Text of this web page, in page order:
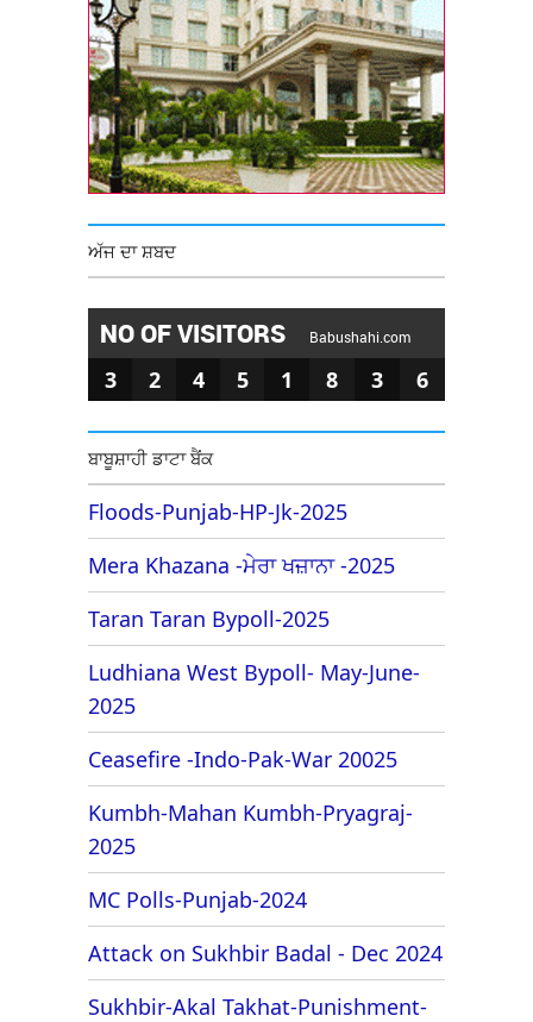
ਅੱਜ ਦਾ ਸ਼ਬਦ
NO OF VISITORS Babushahi.com
3 2 4 5 1 8 3 6
ਬਾਬੂਸ਼ਾਹੀ ਡਾਟਾ ਬੈਂਕ
Floods-Punjab-HP-Jk-2025
Mera Khazana -ਮੇਰਾ ਖਜ਼ਾਨਾ -2025
Taran Taran Bypoll-2025
Ludhiana West Bypoll- May-June-
2025
Ceasefire -Indo-Pak-War 20025
Kumbh-Mahan Kumbh-Pryagraj-
2025
MC Polls-Punjab-2024
Attack on Sukhbir Badal - Dec 2024
Sukhbir-Akal Takhat-Punishment-